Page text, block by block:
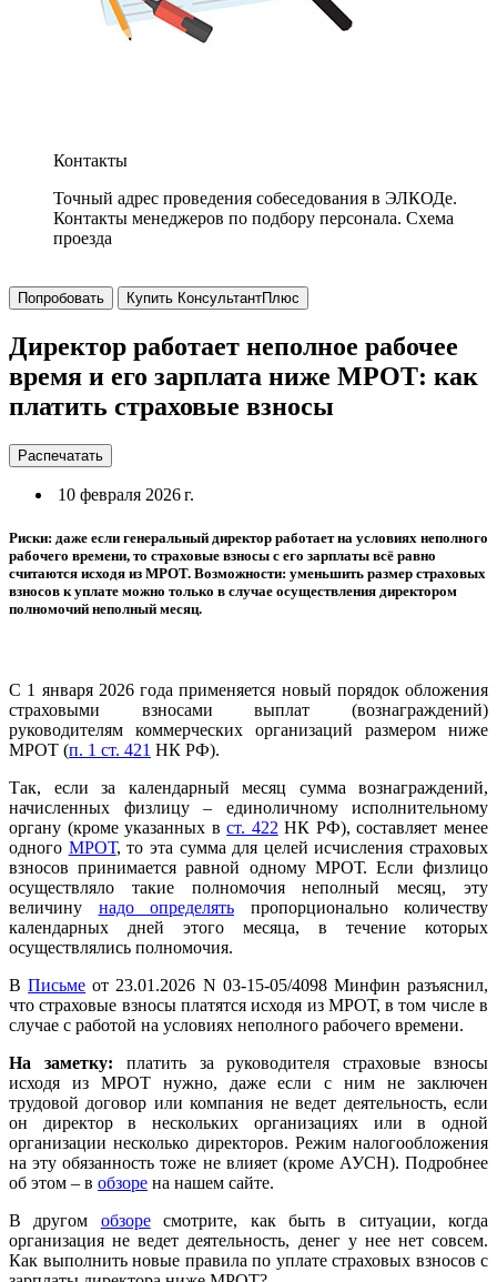
Контакты
Точный адрес проведения собеседования в ЭЛКОДе.
Контакты менеджеров по подбору персонала. Схема
проезда
Попробовать Купить КонсультантПлюс
Директор работает неполное рабочее
время и его зарплата ниже МРОТ: как
платить страховые взносы
Распечатать
10 февраля 2026 г.
Риски: даже если генеральный директор работает на условиях неполного
рабочего времени, то страховые взносы с его зарплаты всё равно
считаются исходя из МРОТ. Возможности: уменьшить размер страховых
взносов к уплате можно только в случае осуществления директором
полномочий неполный месяц.
С 1 января 2026 года применяется новый порядок обложения
страховыми взносами выплат (вознаграждений)
руководителям коммерческих организаций размером ниже
МРОТ (п. 1 ст. 421 НК РФ).
Так, если за календарный месяц сумма вознаграждений,
начисленных физлицу – единоличному исполнительному
органу (кроме указанных вст. 422 НК РФ), составляет менее
одного МРОТ, то эта сумма для целей исчисления страховых
взносов принимается равной одному МРОТ. Если физлицо
осуществляло такие полномочия неполный месяц, эту
величину надо определять пропорционально количеству
календарных дней этого месяца, в течение которых
осуществлялись полномочия.
ВПисьме от 23.01.2026 N 03-15-05/4098 Минфин разъяснил,
что страховые взносы платятся исходя из МРОТ, в том числе в
случае с работой на условиях неполного рабочего времени.
На заметку: платить за руководителя страховые взносы
исходя из МРОТ нужно, даже если с ним не заключен
трудовой договор или компания не ведет деятельность, если
он директор в нескольких организациях или в одной
организации несколько директоров. Режим налогообложения
на эту обязанность тоже не влияет (кроме АУСН). Подробнее
об этом – в обзоре на нашем сайте.
В другом обзоресмотрите, как быть в ситуации, когда
организация не ведет деятельность, денег у нее нет совсем.
Как выполнить новые правила по уплате страховых взносов с